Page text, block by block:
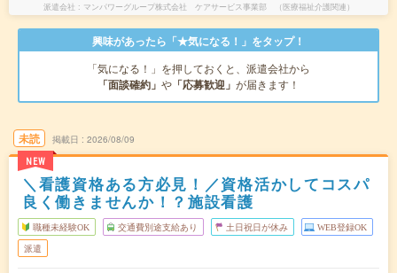
派遣会社 マンパワーグループ株式会社 ケアサービス事業部 （医療福祉介護関連）
興味があったら「★気になる！」をタップ！
「気になる！」を押しておくと、派遣会社から
「面談確約」 や 「応募歓迎」 が届きます！
未読
NEW
掲載日 2026/08/09
＼看護資格ある方必見！／資格活かしてコスパ
良く働きませんか！？施設看護
職種未経験OK 交通費別途支給あり 土日祝日が休み WEB登録OK
派遣